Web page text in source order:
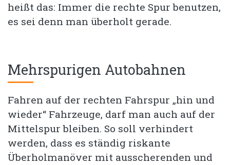
heißt das: Immer die rechte Spur benutzen,
es sei denn man überholt gerade.
Mehrspurigen Autobahnen
Fahren auf der rechten Fahrspur „hin und
wieder“ Fahrzeuge, darf man auch auf der
Mittelspur bleiben. So soll verhindert
werden, dass es ständig riskante
Überholmanöver mit ausscherenden und